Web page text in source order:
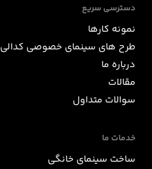
دسترسی سریع
نمونه کارها
طرح های سینمای خصوصی کدالی
درباره ما
مقالات
سوالات متداول
خدمات ما
ساخت سینمای خانگی